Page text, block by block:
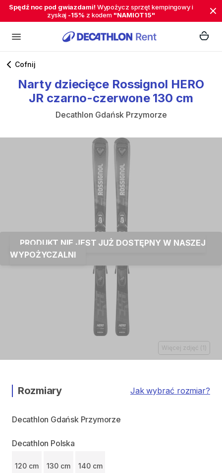
Spędź noc pod gwiazdami! Wypożycz sprzęt kempingowy i
zyskaj -15% z kodem "NAMIOT15"
Cofnij
Narty dziecięce Rossignol HERO
JR czarno-czerwone 130 cm
Decathlon Gdańsk Przymorze
PRODUKT NIE JEST JUŻ DOSTĘPNY W NASZEJ
WYPOŻYCZALNI
Więcej zdjęć (1 )
Rozmiary Jak wybrać rozmiar?
Decathlon Gdańsk Przymorze
Decathlon Polska
120 cm 130 cm 140 cm